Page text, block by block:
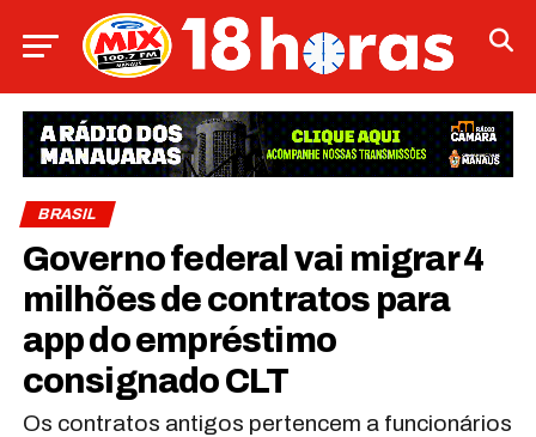
BRASIL
Governo federal vai migrar 4
milhões de contratos para
app do empréstimo
consignado CLT
Os contratos antigos pertencem a funcionários